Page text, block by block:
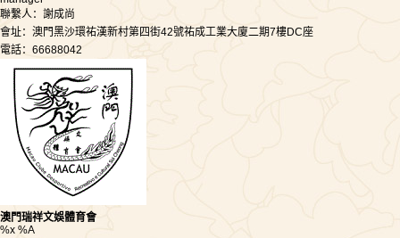
聯繫人：謝成尚
會址：澳門黑沙環祐漢新村第四街42號祐成工業大廈二期7樓DC座
電話：66688042
澳門瑞祥文娛體育會
%x %A